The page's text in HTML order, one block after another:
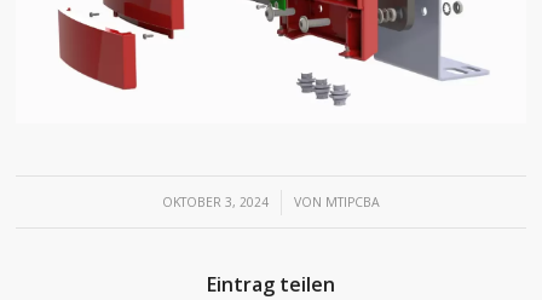
OKTOBER 3, 2024
/ VON MTIPCBA
Eintrag teilen